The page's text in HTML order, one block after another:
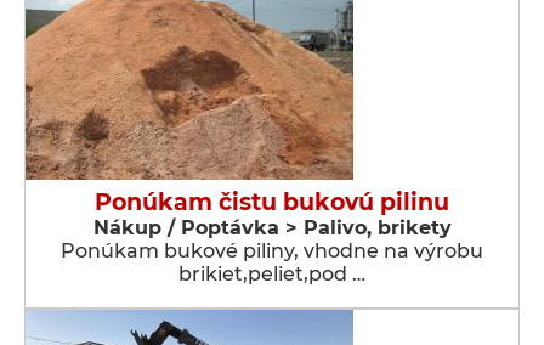
Ponúkam čistu bukovú pilinu
Nákup / Poptávka > Palivo, brikety
Ponúkam bukové piliny, vhodne na výrobu
brikiet,peliet,pod …